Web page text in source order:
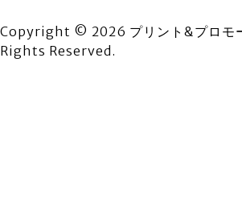
Copyright © 2026 プリント&プロモ
Rights Reserved.